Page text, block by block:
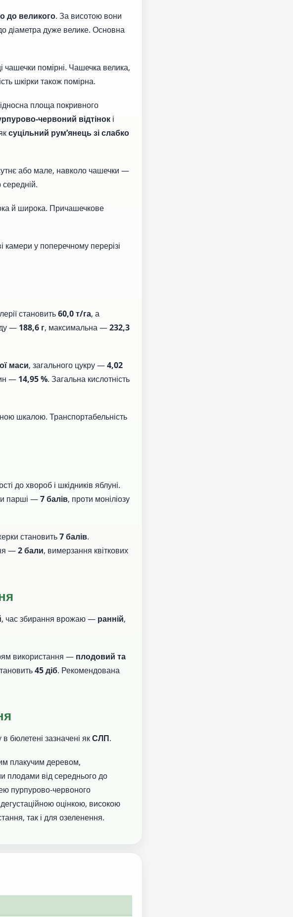
до великого. За висотою вони
діаметра дуже велике. Основна
чашечки помірні. Чашечка велика,
шкірки також помірна.
площа покривного
червоний відтінок і
суцільний рум’янець зі слабко
або мале, навколо чашечки —
середній.
й широка. Причашечкове
камери у поперечному перерізі
становить60,0 т/га, а
— 188,6 г, максимальна —232,3
маси, загального цукру —4,02
— 14,95 %. Загальна кислотність
шкалою. Транспортабельність
до хвороб і шкідників яблуні.
парші —7 балів, проти моніліозу
становить7 балів.
—2 бали, вимерзання квіткових
, час збирання врожаю — ранній,
використання — плодовий та
45 діб. Рекомендована
бюлетені зазначені якСЛП.
плакучим деревом,
плодами від середнього до
пурпурово-червоного
оцінкою, високою
так і для озеленення.